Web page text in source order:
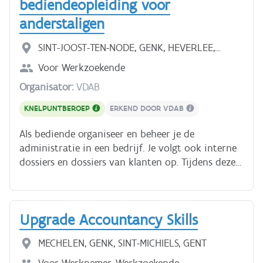
je klaar bent voor een job in personeelszaken,
welke vaardigheden je nog mist, hoe je je kan
bijscholen en hoe je vacatures vindt die bij je
passen. Praktisch en concreet!
bediendeopleiding voor
anderstaligen
SINT-JOOST-TEN-NODE, GENK, HEVERLEE,
VILVOORDE, SINT-MICHIELS, ROESELARE
Voor Werkzoekende
Organisator:VDAB
KNELPUNTBEROEP ERKEND DOOR VDAB
Als bediende organiseer en beheer je de
administratie in een bedrijf. Je volgt ook interne
dossiers en dossiers van klanten op. Tijdens deze
niveau B1min (medium)/2.2 naar B1/2.4. Je leert
over de structuur van een bedrijf, facturen
maken, aankoop en verkoop van goederen, ... Dus:
alles wat je nodig hebt om een job te vinden als
administratief bediende. Klik [hier]
Upgrade Accountancy Skills
MECHELEN, GENK, SINT-MICHIELS, GENT